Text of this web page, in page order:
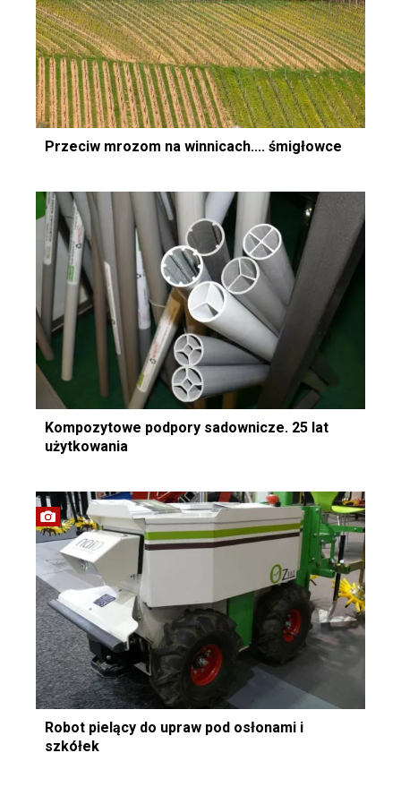
Przeciw mrozom na winnicach.... śmigłowce
Kompozytowe podpory sadownicze. 25 lat
użytkowania
Robot pielący do upraw pod osłonami i
szkółek